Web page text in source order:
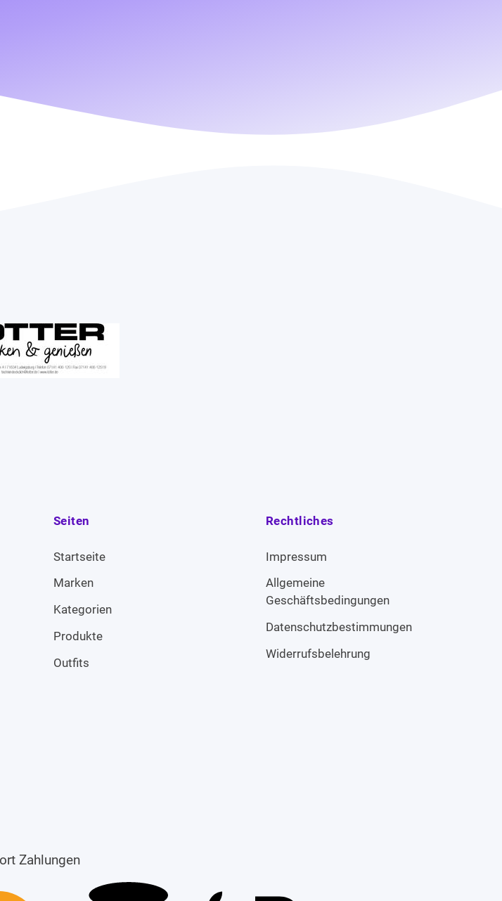
Seiten
Startseite
Marken
Kategorien
Produkte
Outfits
Rechtliches
Impressum
Allgemeine
Geschäftsbedingungen
Datenschutzbestimmungen
Widerrufsbelehrung
Zahlungen